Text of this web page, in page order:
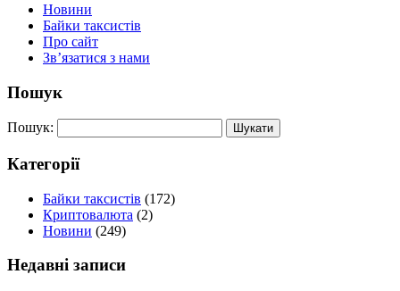
Новини
Байки таксистів
Про сайт
Зв’язатися з нами
Пошук
Пошук:
Категорії
Байки таксистів (172)
Криптовалюта (2)
Новини (249)
Недавні записи